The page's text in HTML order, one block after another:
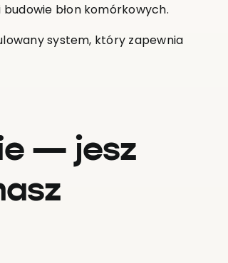
błon komórkowych.
system, który zapewnia
— jesz